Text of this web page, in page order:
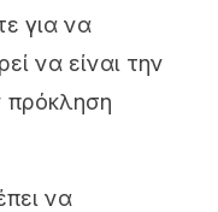
για να
να είναι την
πρόκληση
να